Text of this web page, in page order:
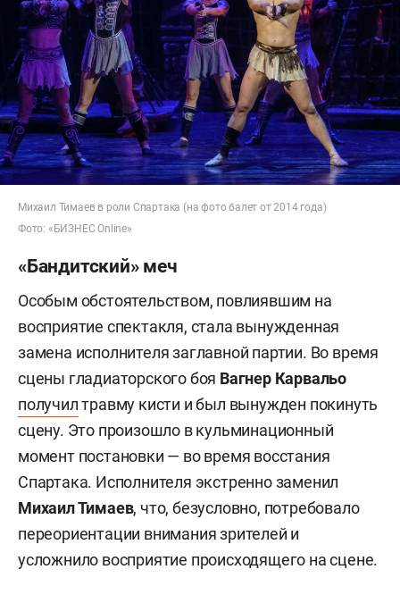
Михаил Тимаев в роли Спартака (на фото балет от 2014 года)
Фото: «БИЗНЕС Online»
«Бандитский» меч
Особым обстоятельством, повлиявшим на
восприятие спектакля, стала вынужденная
замена исполнителя заглавной партии. Во время
сцены гладиаторского боя Вагнер Карвальо
получилтравму кисти и был вынужден покинуть
сцену. Это произошло в кульминационный
момент постановки — во время восстания
Спартака. Исполнителя экстренно заменил
Михаил Тимаев, что, безусловно, потребовало
переориентации внимания зрителей и
усложнило восприятие происходящего на сцене.